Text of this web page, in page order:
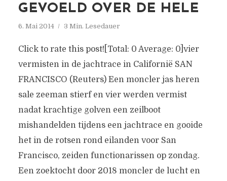
GEVOELD OVER DE HELE
6. Mai 2014 3 Min. Lesedauer
Click to rate this post![Total: 0 Average: 0]vier
vermisten in de jachtrace in Californië SAN
FRANCISCO (Reuters) Een moncler jas heren
sale zeeman stierf en vier werden vermist
nadat krachtige golven een zeilboot
mishandelden tijdens een jachtrace en gooide
het in de rotsen rond eilanden voor San
Francisco, zeiden functionarissen op zondag.
Een zoektocht door 2018 moncler de lucht en